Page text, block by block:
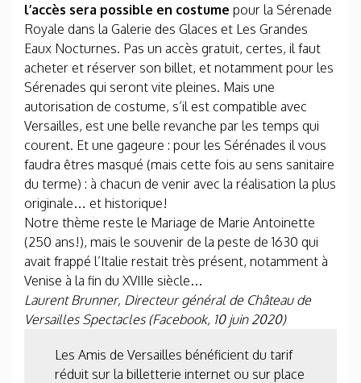
l’accès sera possible en costume pour la Sérenade
Royale dans la Galerie des Glaces et Les Grandes
Eaux Nocturnes. Pas un accès gratuit, certes, il faut
acheter et réserver son billet, et notamment pour les
Sérenades qui seront vite pleines. Mais une
autorisation de costume, s’il est compatible avec
Versailles, est une belle revanche par les temps qui
courent. Et une gageure : pour les Sérénades il vous
faudra êtres masqué (mais cette fois au sens sanitaire
du terme) : à chacun de venir avec la réalisation la plus
originale… et historique!
Notre thème reste le Mariage de Marie Antoinette
(250 ans!), mais le souvenir de la peste de 1630 qui
avait frappé l’Italie restait très présent, notamment à
Venise à la fin du XVIIIe siècle…
Laurent Brunner, Directeur général de Château de
Versailles Spectacles (Facebook, 10 juin 2020)
Les Amis de Versailles bénéficient du tarif
réduit sur la billetterie internet ou sur place